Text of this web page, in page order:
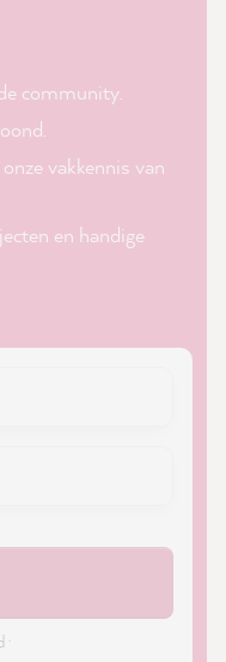
community.
vakkennis van
en handige